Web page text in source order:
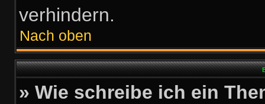
verhindern.
Nach oben
» Wie schreibe ich ein